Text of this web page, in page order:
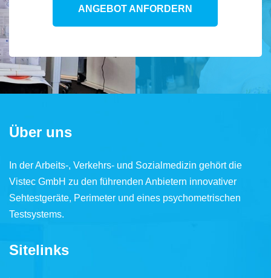
ANGEBOT ANFORDERN
Über uns
In der Arbeits-, Verkehrs- und Sozialmedizin gehört die
Vistec GmbH zu den führenden Anbietern innovativer
Sehtestgeräte, Perimeter und eines psychometrischen
Testsystems.
Sitelinks